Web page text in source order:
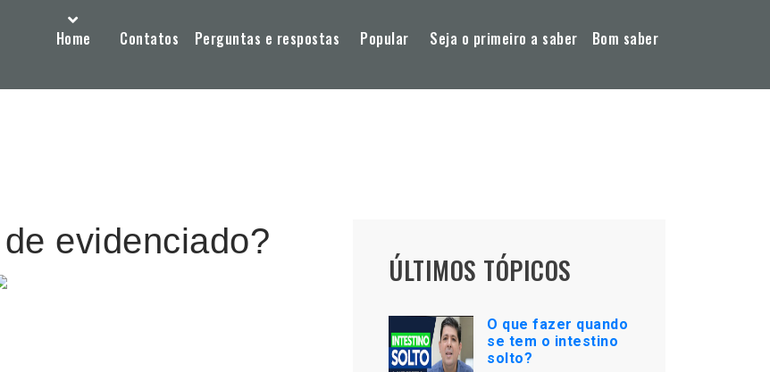
Home Contatos Perguntas e respostas Popular Seja o primeiro a saber Bom saber
evidenciado?
ÚLTIMOS TÓPICOS
O que fazer quando
se tem o intestino
solto?